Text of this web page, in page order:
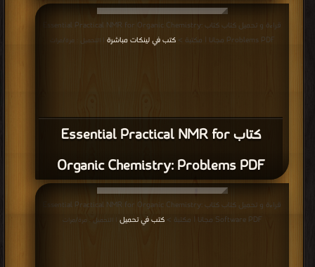
كتاب Essential Practical NMR for
Organic Chemistry: Problems PDF
قراءة و تحميل كتاب كتاب Essential Practical NMR for Organic Chemistry:
Problems PDF مجانا | مكتبة >
كتب في لينكات مباشرة | التحميل : مرة/مرات
قراءة و تحميل كتاب كتاب Essential Practical NMR for Organic Chemistry:
Software PDF مجانا | مكتبة >
كتب في تحميل | التحميل : مرة/مرات